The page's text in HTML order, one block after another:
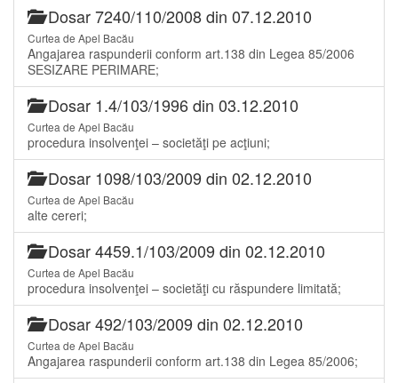
Dosar 7240/110/2008 din 07.12.2010
Curtea de Apel Bacău
Angajarea raspunderii conform art.138 din Legea 85/2006
SESIZARE PERIMARE;
Dosar 1.4/103/1996 din 03.12.2010
Curtea de Apel Bacău
procedura insolvenţei – societăţi pe acţiuni;
Dosar 1098/103/2009 din 02.12.2010
Curtea de Apel Bacău
alte cereri;
Dosar 4459.1/103/2009 din 02.12.2010
Curtea de Apel Bacău
procedura insolvenţei – societăţi cu răspundere limitată;
Dosar 492/103/2009 din 02.12.2010
Curtea de Apel Bacău
Angajarea raspunderii conform art.138 din Legea 85/2006;